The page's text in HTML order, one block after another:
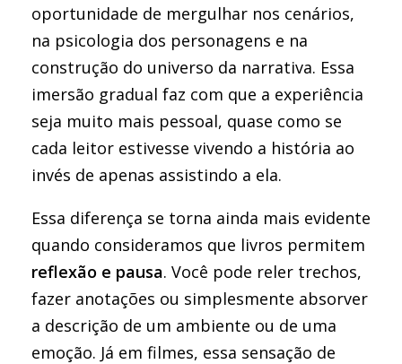
oportunidade de mergulhar nos cenários,
na psicologia dos personagens e na
construção do universo da narrativa. Essa
imersão gradual faz com que a experiência
seja muito mais pessoal, quase como se
cada leitor estivesse vivendo a história ao
invés de apenas assistindo a ela.
Essa diferença se torna ainda mais evidente
quando consideramos que livros permitem
reflexão e pausa. Você pode reler trechos,
fazer anotações ou simplesmente absorver
a descrição de um ambiente ou de uma
emoção. Já em filmes, essa sensação de